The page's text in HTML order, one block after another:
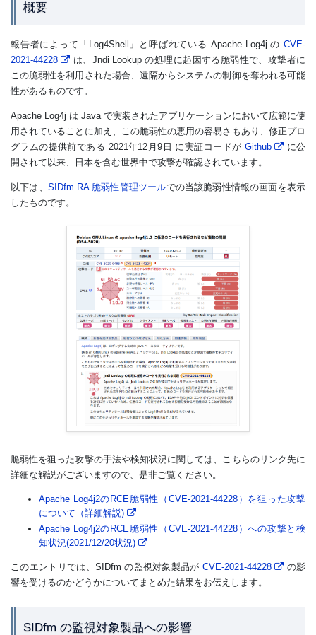
概要
報告者によって「Log4Shell」と呼ばれている Apache Log4j の CVE-
2021-44228
は、Jndi Lookup の処理に起因する脆弱性で、攻撃者に
この脆弱性を利用された場合、遠隔からシステムの制御を奪われる可能
性があるものです。
Apache Log4j は Java で実装されたアプリケーションにおいて広範に使
用されていることに加え、この脆弱性の悪用の容易さもあり、修正プロ
グラムの提供前である 2021年12月9日 に実証コードが Github
に公
開されて以来、日本を含む世界中で攻撃が確認されています。
以下は、 SIDfm RA 脆弱性管理ツールでの当該脆弱性情報の画面を表示
したものです。
脆弱性を狙った攻撃の手法や検知状況に関しては、こちらのリンク先に
詳細な解説がございますので、是非ご覧ください。
Apache Log4j2のRCE脆弱性（CVE-2021-44228）を狙った攻撃
について（詳細解説)
Apache Log4j2のRCE脆弱性（CVE-2021-44228）への攻撃と検
知状況(2021/12/20状況)
このエントリでは、SIDfm の監視対象製品がCVE-2021-44228
の影
響を受けるのかどうかについてまとめた結果をお伝えします。
SIDfm の監視対象製品への影響